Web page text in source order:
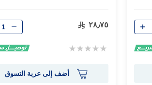
٢٨٫٧٥
Rating:
الكمية
أضف إلى عربة التسوق